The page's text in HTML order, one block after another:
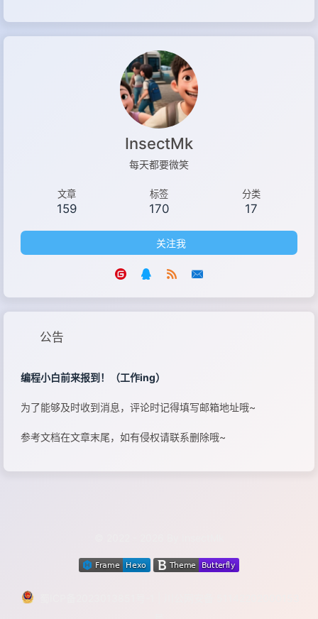
InsectMk
每天都要微笑
文章
159
标签
170
分类
17
关注我
公告
编程小白前来报到！（工作ing）
为了能够及时收到消息，评论时记得填写邮箱地址哦~
参考文档在文章末尾，如有侵权请联系删除哦~